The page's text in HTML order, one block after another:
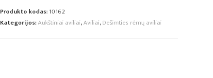
Produkto kodas:10162
Kategorijos:Aukštiniai aviliai,Aviliai,Dešimties rėmų aviliai